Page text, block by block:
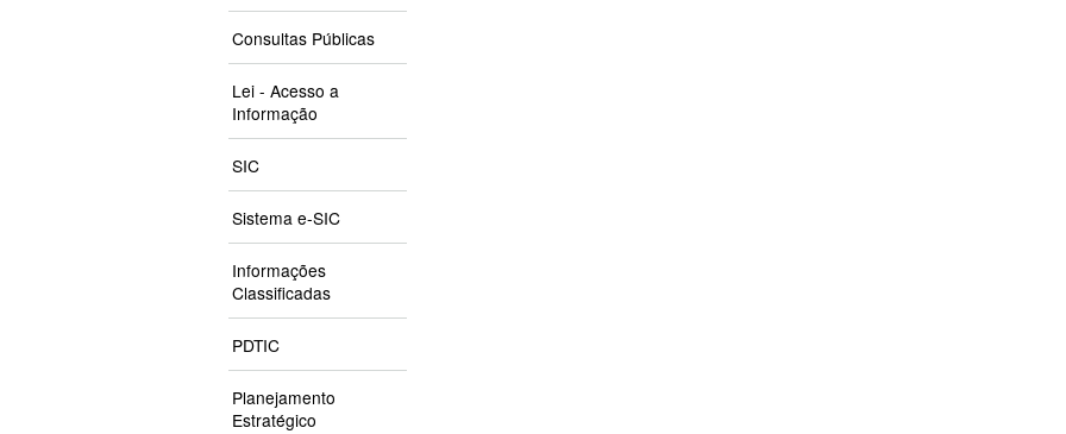
Consultas Públicas
Lei - Acesso a
Informação
SIC
Sistema e-SIC
Informações
Classificadas
PDTIC
Planejamento
Estratégico